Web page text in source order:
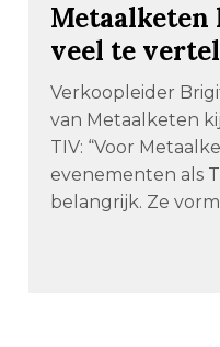
Metaalketen
veel te
Verkoopleider
van Metaalketen
TIV: “Voor
evenementen als
belangrijk. Ze